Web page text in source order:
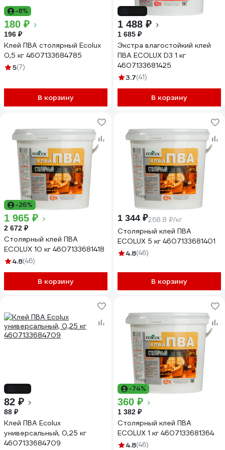
-8%
180 ₽
196 ₽
Клей ПВА столярный Ecolux
0,5 кг 4607133684785
5(7)
В корзину
1 488 ₽
1 685 ₽
Экстра влагостойкий клей
ПВА ECOLUX D3 1 кг
4607133681425
3.7(41)
В корзину
-26%
1 965 ₽
2 672 ₽
Столярный клей ПВА
ECOLUX 10 кг 4607133681418
4.8(46)
В корзину
1 344 ₽268.8 ₽/кг
Столярный клей ПВА
ECOLUX 5 кг 4607133681401
4.8(46)
В корзину
82 ₽
88 ₽
Клей ПВА Ecolux
универсальный, 0,25 кг
4607133684709
-74%
360 ₽
1 382 ₽
Столярный клей ПВА
ECOLUX 1 кг 4607133681364
4.8(46)